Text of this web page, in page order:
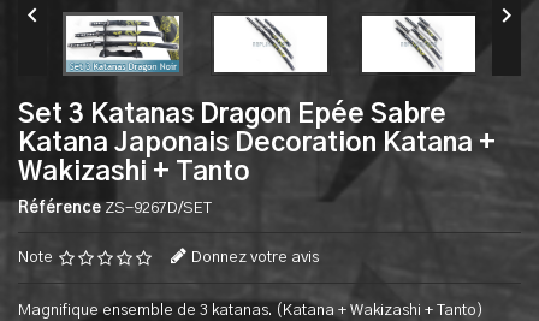
 
Set 3 Katanas Dragon Epée Sabre
Katana Japonais Decoration Katana +
Wakizashi + Tanto
Référence ZS-9267D/SET
Note Donnez votre avis
Magnifique ensemble de 3 katanas. (Katana + Wakizashi + Tanto)